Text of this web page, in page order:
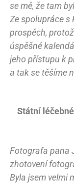
se mě, že tam
Ze spolupráce s
prospěch,
úspěšné
jeho přístupu k
a tak se těšíme
Státní
Fotografa pana
zhotovení
Byla jsem velmi